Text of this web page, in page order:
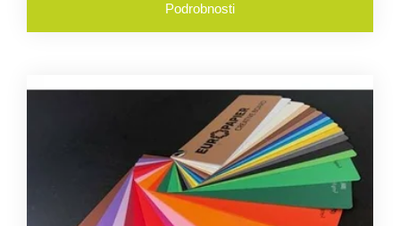
Podrobnosti